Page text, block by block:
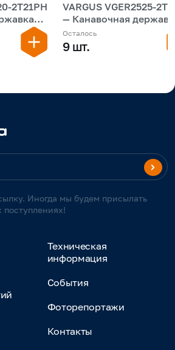
2T21PH
VARGUS VGER2525-
— Канавочная
моноблок наружная
Осталось
9 шт.
Иногда мы будем присылать
Техническая
информация
События
Фоторепортажи
Контакты